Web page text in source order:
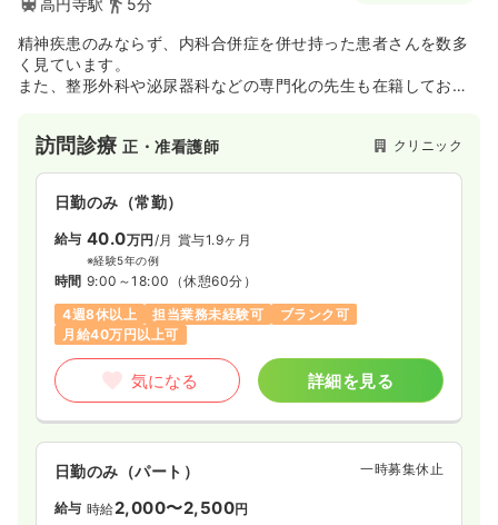
高円寺駅
5分
精神疾患のみならず、内科合併症を併せ持った患者さんを数多
く見ています。
また、整形外科や泌尿器科などの専門化の先生も在籍しており
ります。
また、無資格の方も勤務を継続することで国家資格である社会
福祉士の受験資格を得られます。
訪問診療正・准看護師 クリニック
日勤のみ（常勤）
給与 40.0万円/月 賞与1.9ヶ月
※経験5年の例
時間 9:00～18:00 （休憩60分）
4週8休以上
担当業務未経験可
ブランク可
月給40万円以上可
気になる 詳細を見る
日勤のみ（パート） 一時募集休止
給与 時給2,000〜2,500円